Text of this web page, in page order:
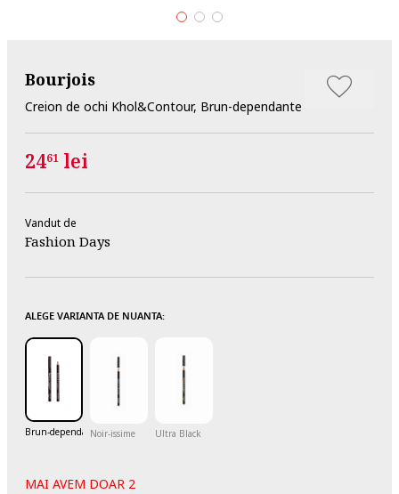
Bourjois
Creion de ochi Khol&Contour, Brun-dependante
2461 lei
Vandut de
Fashion Days
ALEGE VARIANTA DE NUANTA:
Brun-dependanteNoir-issime Ultra Black
MAI AVEM DOAR 2